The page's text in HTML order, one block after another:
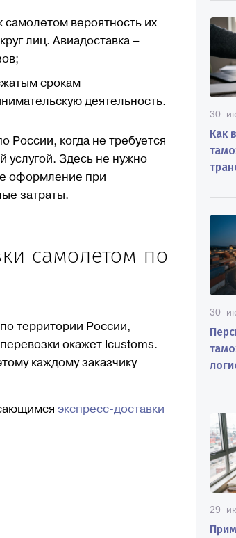
самолетом вероятность их
лиц. Авиадоставка –
срокам
деятельность.
России, когда не требуется
услугой. Здесь не нужно
оформление при
затраты.
самолетом по
территории России,
окажет Icustoms.
каждому заказчику
экспресс-доставки
30
Как
30
29